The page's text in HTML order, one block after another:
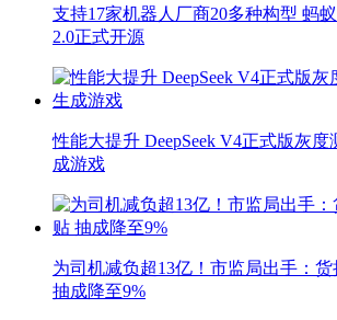
支持17家机器人厂商20多种构型 蚂
2.0正式开源
性能大提升 DeepSeek V4正式版灰
成游戏
为司机减负超13亿！市监局出手：
抽成降至9%